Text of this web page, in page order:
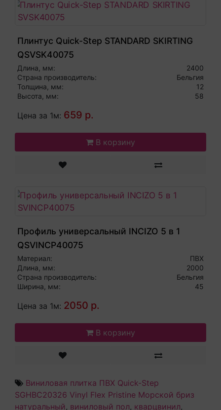
Плинтус Quick-Step STANDARD SKIRTING
QSVSK40075
Длина, мм:
2400
Страна производитель:
Бельгия
Толщина, мм:
12
Высота, мм:
58
Цена за 1м: 659 р.
В корзину
Профиль универсальный INCIZO 5 в 1
QSVINCP40075
Материал:
ПВХ
Длина, мм:
2000
Страна производитель:
Бельгия
Ширина, мм:
45
Цена за 1м: 2050 р.
В корзину
Виниловая плитка ПВХ Quick-Step
SGHBC20326 Vinyl Flex Pristine Морской бриз
натуральный , виниловый пол, кварцвинил,